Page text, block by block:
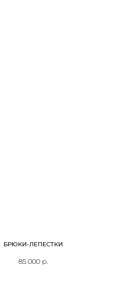
БРЮКИ-ЛЕПЕСТКИ
85 000 р.